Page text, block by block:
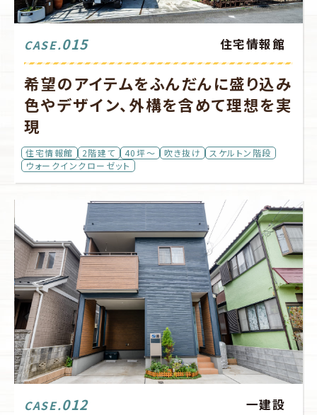
CASE.015 住宅情報館
希望のアイテムをふんだんに盛り込み
色やデザイン、外構を含めて理想を実
現
住宅情報館 2階建て 40坪～ 吹き抜け
スケルトン階段
ウォークインクローゼット
CASE.012 一建設